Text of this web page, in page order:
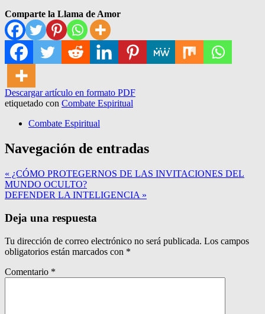
Comparte la Llama de Amor
Descargar artículo en formato PDF
etiquetado con Combate Espiritual
Combate Espiritual
Navegación de entradas
« ¿CÓMO PROTEGERNOS DE LAS INVITACIONES DEL
MUNDO OCULTO?
DEFENDER LA INTELIGENCIA »
Deja una respuesta
Tu dirección de correo electrónico no será publicada. Los campos
obligatorios están marcados con *
Comentario *